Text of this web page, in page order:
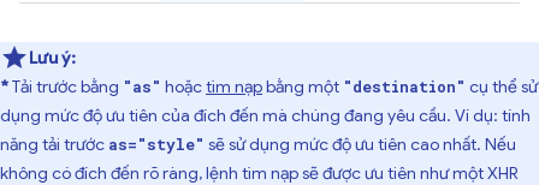
Lưu ý:
*Tải trước bằng "as" hoặctìm nạpbằng một "destination" cụ thể sử
dụng mức độ ưu tiên của đích đến mà chúng đang yêu cầu. Ví dụ: tính
năng tải trước as="style" sẽ sử dụng mức độ ưu tiên cao nhất. Nếu
không có đích đến rõ ràng, lệnh tìm nạp sẽ được ưu tiên như một XHR